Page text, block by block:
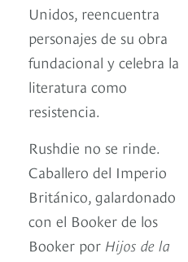
Unidos, reencuentra
personajes de su obra
fundacional y celebra la
literatura como
resistencia.
Rushdie no se rinde.
Caballero del Imperio
Británico, galardonado
con el Booker de los
Booker por Hijos de la